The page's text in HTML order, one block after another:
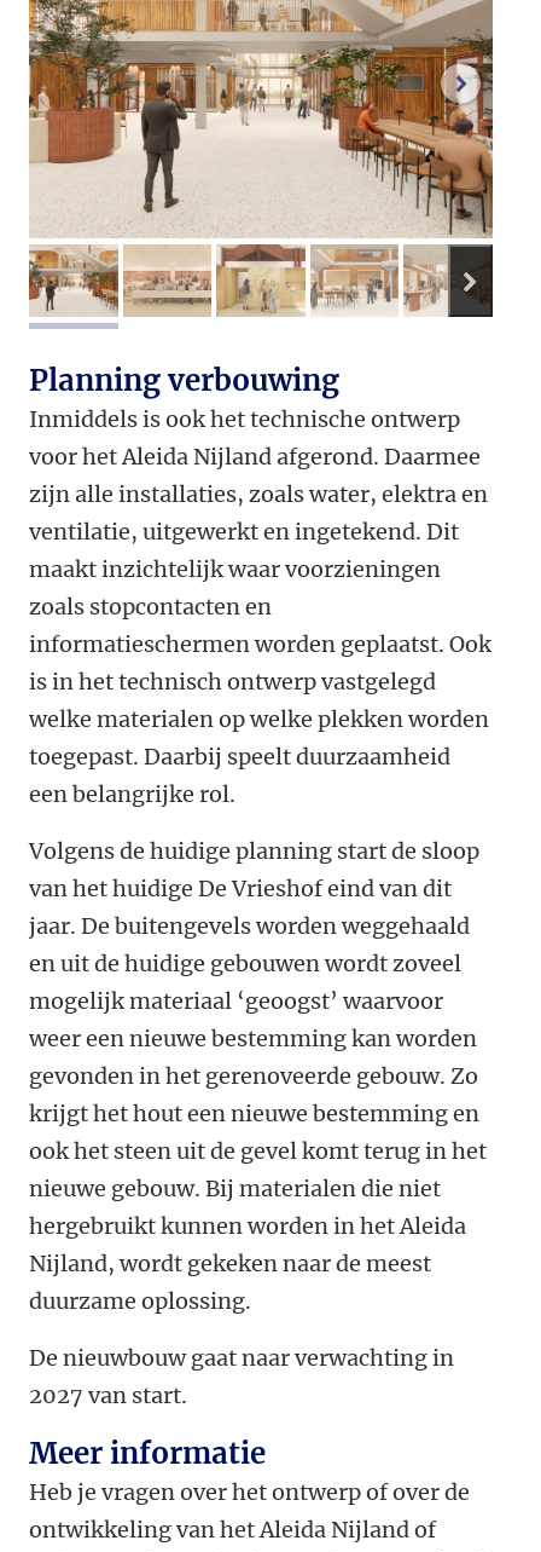
afbeelding 1afbeelding 2afbeelding 3afbeelding 4
Planning verbouwing
Inmiddels is ook het technische ontwerp
voor het Aleida Nijland afgerond. Daarmee
zijn alle installaties, zoals water, elektra en
ventilatie, uitgewerkt en ingetekend. Dit
maakt inzichtelijk waar voorzieningen
zoals stopcontacten en
informatieschermen worden geplaatst. Ook
is in het technisch ontwerp vastgelegd
welke materialen op welke plekken worden
toegepast. Daarbij speelt duurzaamheid
een belangrijke rol.
Volgens de huidige planning start de sloop
van het huidige De Vrieshof eind van dit
jaar. De buitengevels worden weggehaald
en uit de huidige gebouwen wordt zoveel
mogelijk materiaal ‘geoogst’ waarvoor
weer een nieuwe bestemming kan worden
gevonden in het gerenoveerde gebouw. Zo
krijgt het hout een nieuwe bestemming en
ook het steen uit de gevel komt terug in het
nieuwe gebouw. Bij materialen die niet
hergebruikt kunnen worden in het Aleida
Nijland, wordt gekeken naar de meest
duurzame oplossing.
De nieuwbouw gaat naar verwachting in
2027 van start.
Meer informatie
Heb je vragen over het ontwerp of over de
ontwikkeling van het Aleida Nijland of